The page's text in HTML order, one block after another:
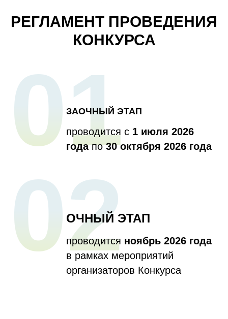
РЕГЛАМЕНТ ПРОВЕДЕНИЯ
КОНКУРСА
ЗАОЧНЫЙ ЭТАП
проводится с 1 июля 2026
годапо30 октября 2026 года
01
ОЧНЫЙ ЭТАП
проводится ноябрь 2026 года
в рамках мероприятий
организаторов Конкурса
02